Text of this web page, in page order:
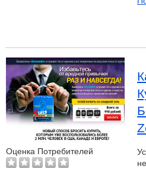
Оценка Потребителей